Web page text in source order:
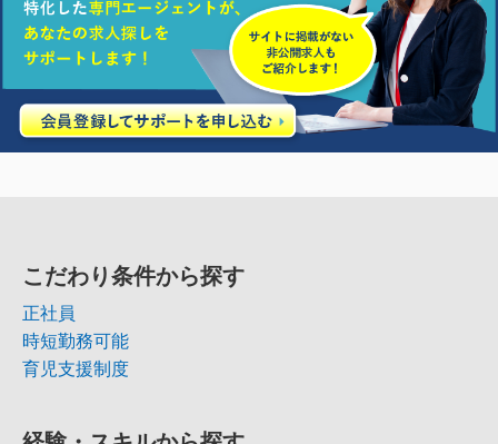
こだわり条件から探す
正社員
時短勤務可能
育児支援制度